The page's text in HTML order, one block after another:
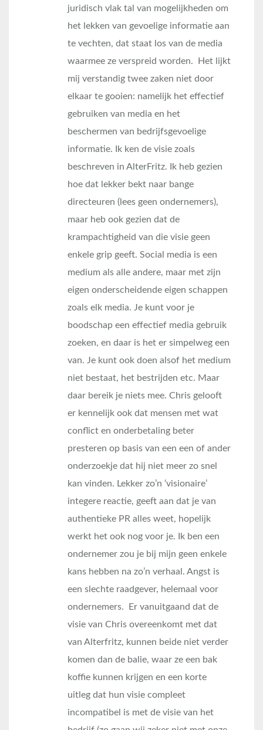
juridisch vlak tal van mogelijkheden om
het lekken van gevoelige informatie aan
te vechten, dat staat los van de media
waarmee ze verspreid worden. Het lijkt
mij verstandig twee zaken niet door
elkaar te gooien: namelijk het effectief
gebruiken van media en het
beschermen van bedrijfsgevoelige
informatie. Ik ken de visie zoals
beschreven in AlterFritz. Ik heb gezien
hoe dat lekker bekt naar bange
directeuren (lees geen ondernemers),
maar heb ook gezien dat de
krampachtigheid van die visie geen
enkele grip geeft. Social media is een
medium als alle andere, maar met zijn
eigen onderscheidende eigen schappen
zoals elk media. Je kunt voor je
boodschap een effectief media gebruik
zoeken, en daar is het er simpelweg een
van. Je kunt ook doen alsof het medium
niet bestaat, het bestrijden etc. Maar
daar bereik je niets mee. Chris gelooft
er kennelijk ook dat mensen met wat
conflict en onderbetaling beter
presteren op basis van een een of ander
onderzoekje dat hij niet meer zo snel
kan vinden. Lekker zo’n ‘visionaire’
integere reactie, geeft aan dat je van
authentieke PR alles weet, hopelijk
werkt het ook nog voor je. Ik ben een
ondernemer zou je bij mijn geen enkele
kans hebben na zo’n verhaal. Angst is
een slechte raadgever, helemaal voor
ondernemers. Er vanuitgaand dat de
visie van Chris overeenkomt met dat
van Alterfritz, kunnen beide niet verder
komen dan de balie, waar ze een bak
koffie kunnen krijgen en een korte
uitleg dat hun visie compleet
incompatibel is met de visie van het